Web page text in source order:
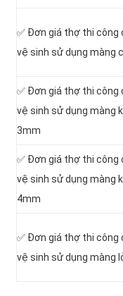
✅ Đơn giá thợ thi công
vệ sinh sử dụng màng
✅ Đơn giá thợ thi công
vệ sinh sử dụng màng
3mm
✅ Đơn giá thợ thi công
vệ sinh sử dụng màng
4mm
✅ Đơn giá thợ thi công
vệ sinh sử dụng màng